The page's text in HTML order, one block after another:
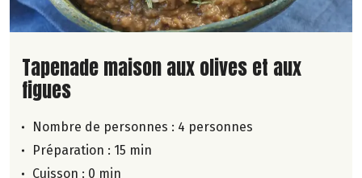
Lire la suite de la recette
Tapenade maison aux olives et aux
figues
Nombre de personnes : 4 personnes
Préparation : 15 min
Cuisson : 0 min